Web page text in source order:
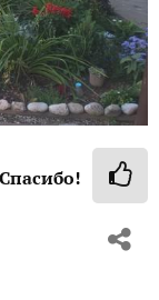
Спасибо!